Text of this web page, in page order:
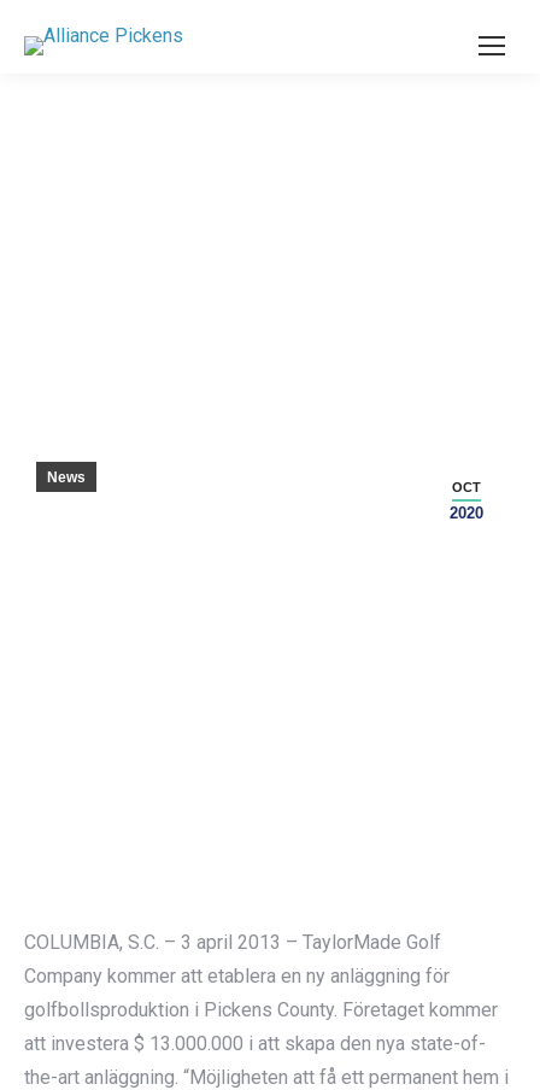
OCT
2020
News
COLUMBIA, S.C. – 3 april 2013 – TaylorMade Golf
Company kommer att etablera en ny anläggning för
golfbollsproduktion i Pickens County. Företaget kommer
att investera $ 13.000.000 i att skapa den nya state-of-
the-art anläggning. “Möjligheten att få ett permanent hem i